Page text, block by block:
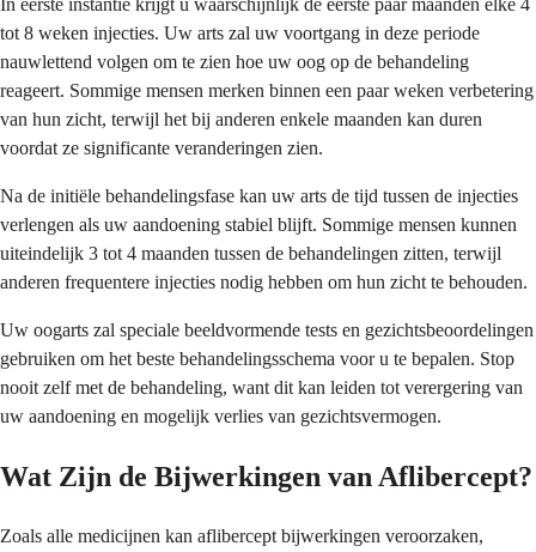
In eerste instantie krijgt u waarschijnlijk de eerste paar maanden elke 4
tot 8 weken injecties. Uw arts zal uw voortgang in deze periode
nauwlettend volgen om te zien hoe uw oog op de behandeling
reageert. Sommige mensen merken binnen een paar weken verbetering
van hun zicht, terwijl het bij anderen enkele maanden kan duren
voordat ze significante veranderingen zien.
Na de initiële behandelingsfase kan uw arts de tijd tussen de injecties
verlengen als uw aandoening stabiel blijft. Sommige mensen kunnen
uiteindelijk 3 tot 4 maanden tussen de behandelingen zitten, terwijl
anderen frequentere injecties nodig hebben om hun zicht te behouden.
Uw oogarts zal speciale beeldvormende tests en gezichtsbeoordelingen
gebruiken om het beste behandelingsschema voor u te bepalen. Stop
nooit zelf met de behandeling, want dit kan leiden tot verergering van
uw aandoening en mogelijk verlies van gezichtsvermogen.
Wat Zijn de Bijwerkingen van Aflibercept?
Zoals alle medicijnen kan aflibercept bijwerkingen veroorzaken,